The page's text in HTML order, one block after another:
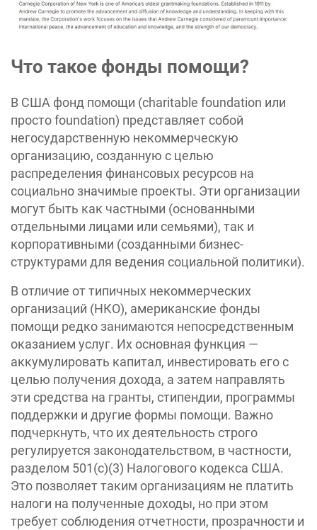
Что такое фонды помощи?
В США фонд помощи (charitable foundation или
просто foundation) представляет собой
негосударственную некоммерческую
организацию, созданную с целью
распределения финансовых ресурсов на
социально значимые проекты. Эти организации
могут быть как частными (основанными
отдельными лицами или семьями), так и
корпоративными (созданными бизнес-
структурами для ведения социальной политики).
В отличие от типичных некоммерческих
организаций (НКО), американские фонды
помощи редко занимаются непосредственным
оказанием услуг. Их основная функция —
аккумулировать капитал, инвестировать его с
целью получения дохода, а затем направлять
эти средства на гранты, стипендии, программы
поддержки и другие формы помощи. Важно
подчеркнуть, что их деятельность строго
регулируется законодательством, в частности,
разделом 501(c)(3) Налогового кодекса США.
Это позволяет таким организациям не платить
налоги на полученные доходы, но при этом
требует соблюдения отчетности, прозрачности и